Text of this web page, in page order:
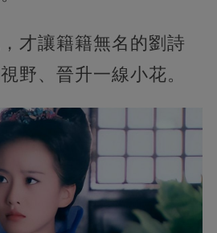
才讓籍籍無名的劉詩
野、晉升一線小花。